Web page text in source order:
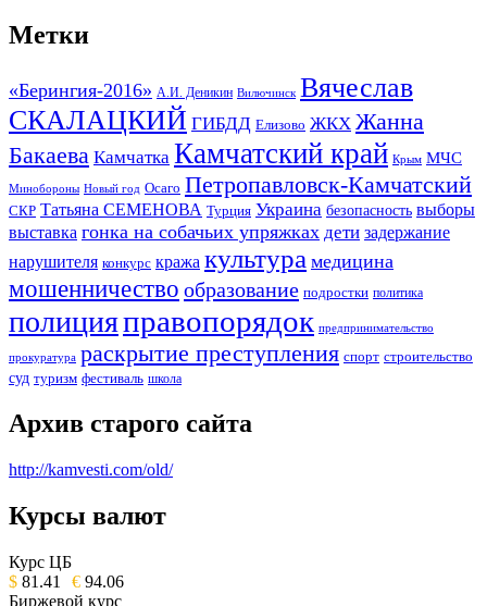
Метки
«Берингия-2016» А.И. Деникин Вилючинск Вячеслав
СКАЛАЦКИЙ ГИБДД Елизово ЖКХ Жанна
Бакаева Камчатка Камчатский край Крым МЧС
Минобороны Новый год Осаго Петропавловск-Камчатский
СКР Татьяна СЕМЕНОВА Турция Украина безопасность выборы
выставка гонка на собачьих упряжках дети задержание
нарушителя конкурс кража культура медицина
мошенничество образование подростки политика
полицияправопорядок предпринимательство
прокуратура раскрытие преступления спорт строительство
суд туризм фестиваль школа
Архив старого сайта
http://kamvesti.com/old/
ОБЩЕСТВЕННО-ПОЛИТИЧЕСКОЕ
ИЗДАНИЕ КАМЧАТСКОГО КРАЯ.
Курсы валют
Курс ЦБ
$ 81.41 € 94.06
Биржевой курс